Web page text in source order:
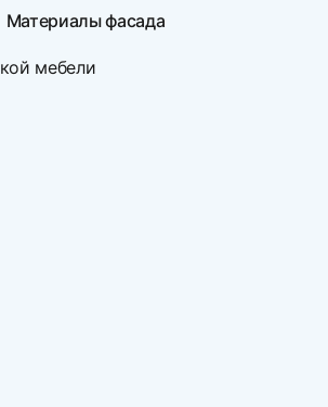
Материалы фасада